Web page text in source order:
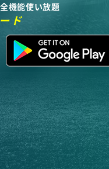
機能使い放題
ド